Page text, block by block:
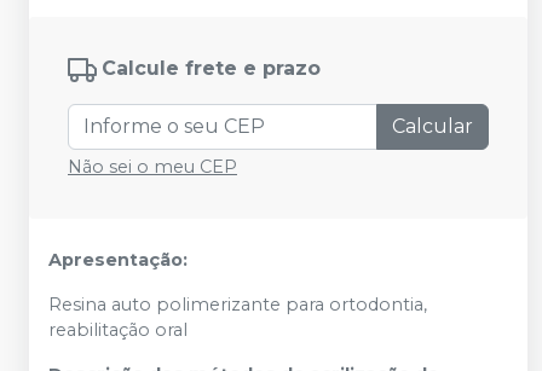
Calcule frete e prazo
Calcular
Não sei o meu CEP
Apresentação:
Resina auto polimerizante para ortodontia,
reabilitação oral